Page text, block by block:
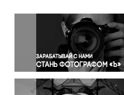
Окружающая среда
Политика
Правосудие
Происшествия и конфликты
Религия
Светская жизнь
Спорт